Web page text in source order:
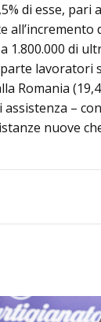
di esse,
1.800.000 di
lavoratori
Romania
–
nuove